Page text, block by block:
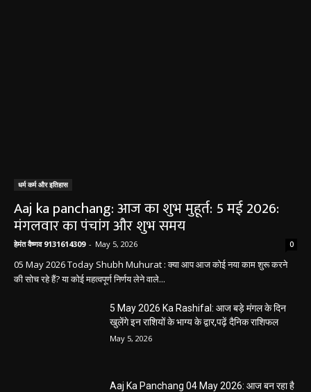
धर्म कर्म और इतिहास
Aaj ka panchang: आज का शुभ मुहूर्त: 5 मई 2026:
मंगलवार का पंचांग और शुभ समय
हेमंत वैष्णव 9131614309 - May 5, 2026 0
05 May 2026 Today Shubh Muhurat : क्या आप आज कोई नया काम शुरू करने
की सोच रहे हैं? या कोई महत्वपूर्ण निर्णय लेने वाले...
5 May 2026 Ka Rashifal: आज बड़े मंगल के दिन
खुलेंगे इन राशियों के भाग्य के द्वार,पढ़ें दैनिक राशिफल
May 5, 2026
Aaj Ka Panchang 04 May 2026: आज बन रहा है